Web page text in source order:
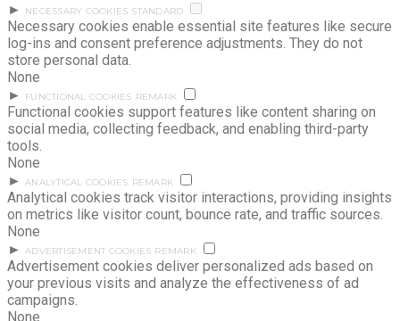
►
NECESSARY COOKIES STANDARD
Necessary cookies enable essential site features like secure
log-ins and consent preference adjustments. They do not
store personal data.
None
►
FUNCTIONAL COOKIES REMARK
Functional cookies support features like content sharing on
social media, collecting feedback, and enabling third-party
tools.
None
► ANALYTICAL COOKIES REMARK
Analytical cookies track visitor interactions, providing insights
on metrics like visitor count, bounce rate, and traffic sources.
None
► ADVERTISEMENT COOKIES REMARK
Advertisement cookies deliver personalized ads based on
your previous visits and analyze the effectiveness of ad
campaigns.
None